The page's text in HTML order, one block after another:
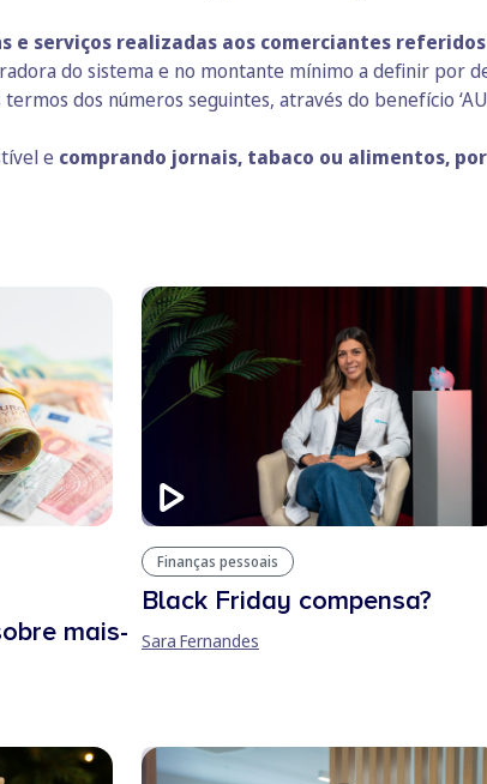
e serviços realizadas aos comerciantes referidos
do sistema e no montante mínimo a definir por
dos números seguintes, através do benefício
e comprando jornais, tabaco ou alimentos,
mais-
Finanças pessoais
Black Friday compensa?
Sara Fernandes